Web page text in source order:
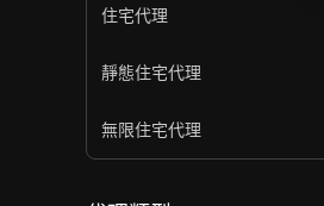
住宅代理
靜態住宅代理
無限住宅代理